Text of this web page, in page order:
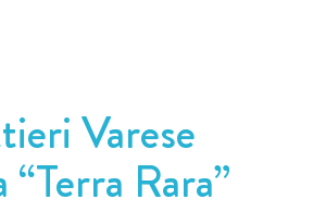
Varese
“Terra Rara”